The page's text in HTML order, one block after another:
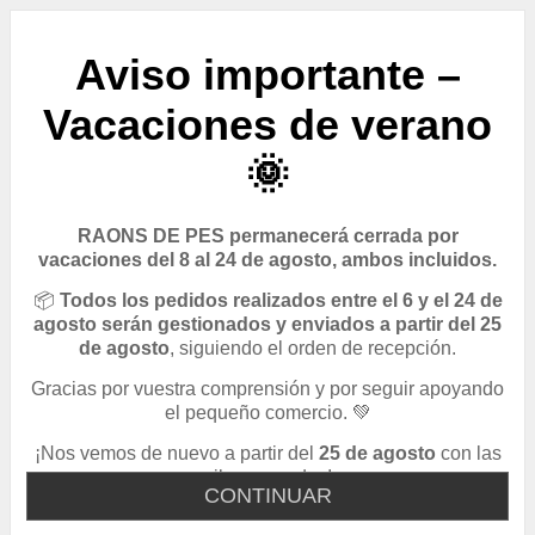
CONTINUAR
Aviso importante –
Vacaciones de verano
🌞
RAONS DE PES permanecerá cerrada por
vacaciones del 8 al 24 de agosto, ambos incluidos.
📦 Todos los pedidos realizados entre el 6 y el 24 de
agosto serán gestionados y enviados a partir del 25
de agosto, siguiendo el orden de recepción.
Gracias por vuestra comprensión y por seguir apoyando
el pequeño comercio. 💚
¡Nos vemos de nuevo a partir del 25 de agosto con las
pilas cargadas!